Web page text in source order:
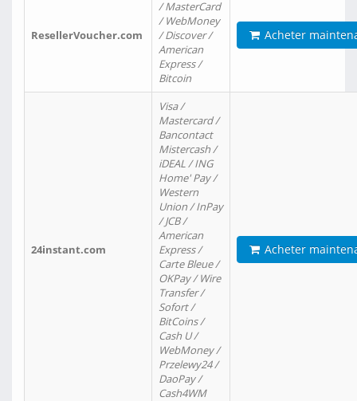
ResellerVoucher.com
/ MasterCard
/ WebMoney
/ Discover /
American
Express /
Bitcoin
Acheter
24instant.com
Visa /
Mastercard /
Bancontact
Mistercash /
iDEAL / ING
Home' Pay /
Western
Union / InPay
/ JCB /
American
Express /
Carte Bleue /
OKPay / Wire
Transfer /
Sofort /
BitCoins /
Cash U /
WebMoney /
Przelewy24 /
DaoPay /
Cash4WM
Acheter